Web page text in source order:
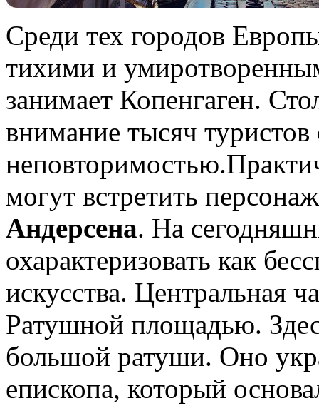
Среди тех городов
тихими и
занимает Копенгаген.
внимание тысяч
могут встретить
Андерсена. На
охарактеризовать как
искусства. Центральная
Ратушной площадью.
большой ратуши. Оно
епископа, который